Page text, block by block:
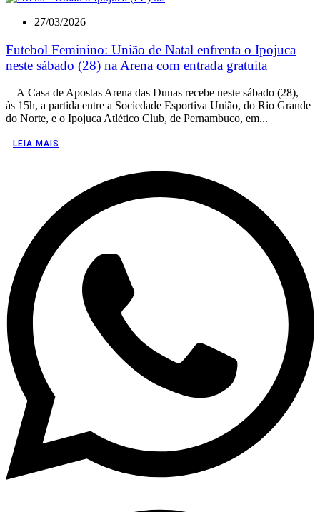
27/03/2026
Futebol Feminino: União de Natal enfrenta o Ipojuca
neste sábado (28) na Arena com entrada gratuita
A Casa de Apostas Arena das Dunas recebe neste sábado (28),
às 15h, a partida entre a Sociedade Esportiva União, do Rio Grande
do Norte, e o Ipojuca Atlético Club, de Pernambuco, em...
LEIA MAIS